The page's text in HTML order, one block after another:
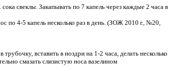
свеклы. Закапывать по 7 капель через каждые 2 часа в
по 4-5 капель несколько раз в день. (ЗОЖ 2010 г., №20,
вставить в ноздри на 1-2 часа, делать несколько
смазать слизистую носа вазелином